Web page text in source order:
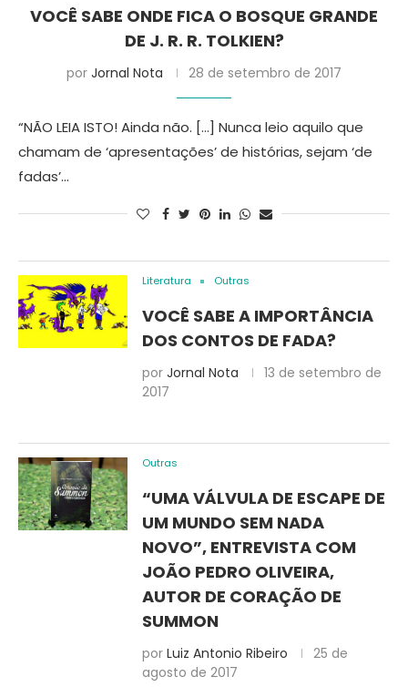
VOCÊ SABE ONDE FICA O BOSQUE GRANDE
DE J. R. R. TOLKIEN?
por Jornal Nota 28 de setembro de 2017
“NÃO LEIA ISTO! Ainda não. […] Nunca leio aquilo que
chamam de ‘apresentações’ de histórias, sejam ‘de
fadas’…
Literatura Outras
VOCÊ SABE A IMPORTÂNCIA
DOS CONTOS DE FADA?
por Jornal Nota
13 de setembro de
2017
Outras
“UMA VÁLVULA DE ESCAPE DE
UM MUNDO SEM NADA
NOVO”, ENTREVISTA COM
JOÃO PEDRO OLIVEIRA,
AUTOR DE CORAÇÃO DE
SUMMON
por Luiz Antonio Ribeiro
25 de
agosto de 2017